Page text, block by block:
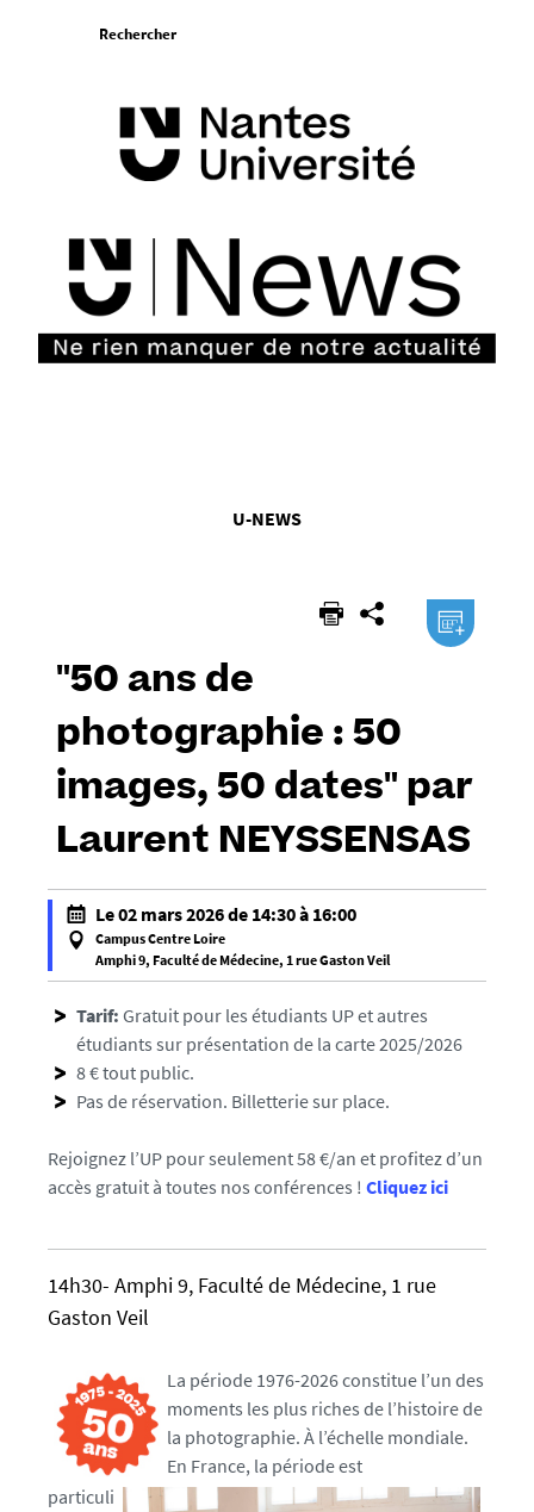
Vous
U-NEWS
Rechercher
.ical
"50 ans de
photographie : 50
images, 50 dates" par
Laurent NEYSSENSAS
Le 02 mars 2026 de 14:30 à 16:00
Campus Centre Loire
Amphi 9, Faculté de Médecine, 1 rue Gaston Veil
f
a
l
Tarif: Gratuit pour les étudiants UP et autres
étudiants sur présentation de la carte 2025/2026
8 € tout public.
Pas de réservation. Billetterie sur place.
Rejoignez l’UP pour seulement 58 €/an et profitez d’un
accès gratuit à toutes nos conférences ! Cliquez ici
14h30- Amphi 9, Faculté de Médecine, 1 rue
Gaston Veil
La période 1976-2026 constitue l’un des
moments les plus riches de l’histoire de
la photographie. À l’échelle mondiale.
En France, la période est
particuli